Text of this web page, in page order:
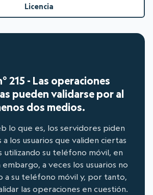
Licencia
215 - Las operaciones
pueden validarse por al
dos medios.
lo que es, los servidores piden
a los usuarios que validen ciertas
utilizando su teléfono móvil, en
embargo, a veces los usuarios no
a su teléfono móvil y, por tanto,
las operaciones en cuestión.